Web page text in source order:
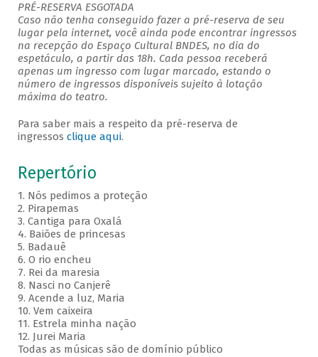
PRÉ-RESERVA ESGOTADA
Caso não tenha conseguido fazer a pré-reserva de seu
lugar pela internet, você ainda pode encontrar ingressos
na recepção do Espaço Cultural BNDES, no dia do
espetáculo, a partir das 18h. Cada pessoa receberá
apenas um ingresso com lugar marcado, estando o
número de ingressos disponíveis sujeito à lotação
máxima do teatro.
Para saber mais a respeito da pré-reserva de
ingressos clique aqui.
Repertório
1. Nós pedimos a proteção
2. Pirapemas
3. Cantiga para Oxalá
4. Baiões de princesas
5. Badauê
6. O rio encheu
7. Rei da maresia
8. Nasci no Canjerê
9. Acende a luz, Maria
10. Vem caixeira
11. Estrela minha nação
12. Jurei Maria
Todas as músicas são de domínio público